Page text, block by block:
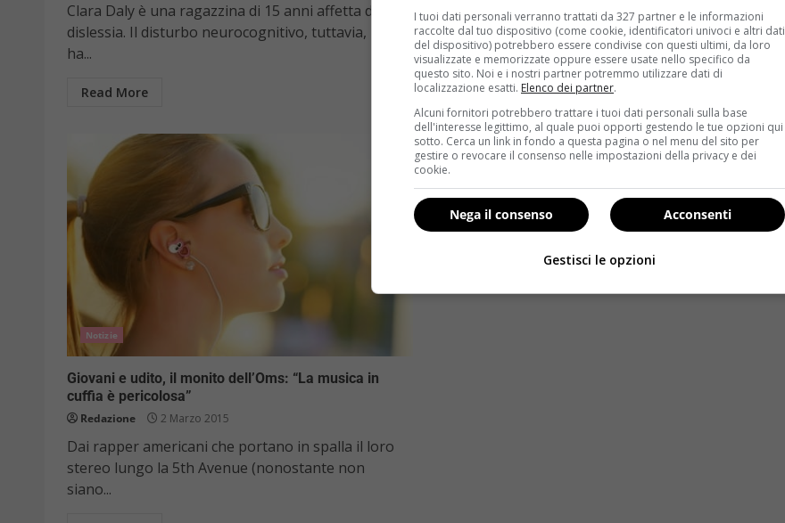
Clara Daly è una ragazzina di 15 anni affetta da
dislessia. Il disturbo neurocognitivo, tuttavia, non
ha...
Read More
Il rapporto tra nonna e nipote è sempre speciale,
ma nel caso delle due protagoniste del video...
Read More
Notizie
Giovani e udito, il monito dell’Oms: “La musica in
cuffia è pericolosa”
Redazione 2 Marzo 2015
Dai rapper americani che portano in spalla il loro
stereo lungo la 5th Avenue (nonostante non
siano...
I tuoi dati personali verranno trattati da 327 partner e le informazioni
raccolte dal tuo dispositivo (come cookie, identificatori univoci e altri dati
del dispositivo) potrebbero essere condivise con questi ultimi, da loro
visualizzate e memorizzate oppure essere usate nello specifico da
questo sito. Noi e i nostri partner potremmo utilizzare dati di
localizzazione esatti. Elenco dei partner.
Alcuni fornitori potrebbero trattare i tuoi dati personali sulla base
dell'interesse legittimo, al quale puoi opporti gestendo le tue opzioni qui
sotto. Cerca un link in fondo a questa pagina o nel menu del sito per
gestire o revocare il consenso nelle impostazioni della privacy e dei
cookie.
Acconsenti
Nega il consenso
Gestisci le opzioni